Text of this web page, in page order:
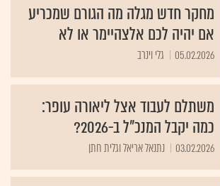
מחקר חדש מגלה מה הגורם שמכריע
אם יהיה לכם אלצהיימר או לא
05.02.2026 גלי וינרב
משתלם לעבוד אצל ליאורה עופר:
כמה יקבל המנכ"ל ב-2026?
03.02.2026 נתנאל אריאל וגלית חתן